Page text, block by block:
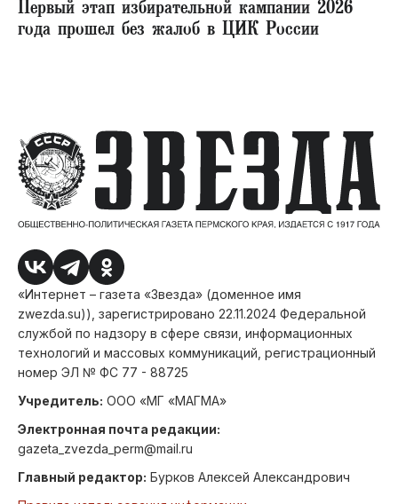
Первый этап избирательной кампании 2026
года прошел без жалоб в ЦИК России
«Интернет – газета «Звезда» (доменное имя
zwezda.su)), зарегистрировано 22.11.2024 Федеральной
службой по надзору в сфере связи, информационных
технологий и массовых коммуникаций, регистрационный
номер ЭЛ № ФС 77 - 88725
Учредитель: ООО «МГ «МАГМА»
Электронная почта редакции:
gazeta_zvezda_perm@mail.ru
Главный редактор: Бурков Алексей Александрович